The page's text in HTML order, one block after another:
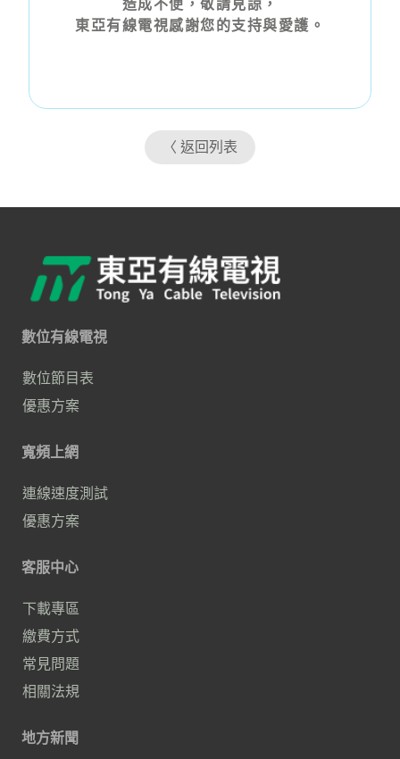
造成不便，敬請見諒，
東亞有線電視感謝您的支持與愛護。
〈 返回列表
數位有線電視
數位節目表
優惠方案
寬頻上網
連線速度測試
優惠方案
客服中心
下載專區
繳費方式
常見問題
相關法規
地方新聞